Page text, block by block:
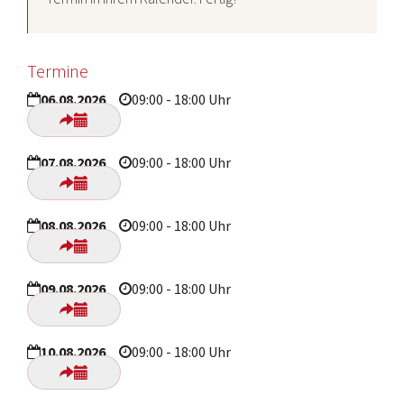
Termine
06.08.2026 09:00 - 18:00 Uhr
07.08.2026 09:00 - 18:00 Uhr
08.08.2026 09:00 - 18:00 Uhr
09.08.2026 09:00 - 18:00 Uhr
10.08.2026 09:00 - 18:00 Uhr